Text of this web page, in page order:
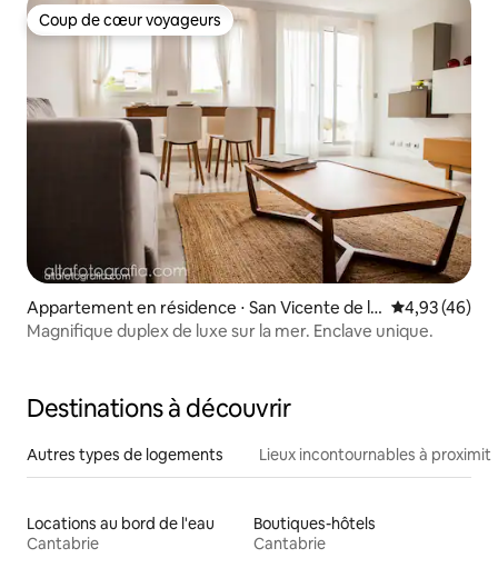
Coup de cœur voyageurs
Coup de cœur voyageurs
Appartement en résidence ⋅ San Vicente de la
Barquera
Évaluation
4,93 (46)
Magnifique duplex de luxe sur la mer. Enclave unique.
Destinations à découvrir
Autres types de logements Lieux incontournables à
Locations au bord de l'eau
Cantabrie
Boutiques-hôtels
Cantabrie